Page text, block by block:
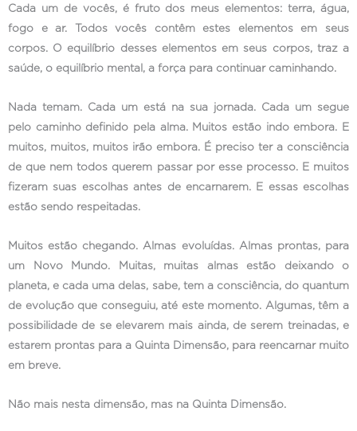
Cada um de vocês, é fruto dos meus elementos: terra, água,
fogo e ar. Todos vocês contêm estes elementos em seus
corpos. O equilíbrio desses elementos em seus corpos, traz a
saúde, o equilíbrio mental, a força para continuar caminhando.
Nada temam. Cada um está na sua jornada. Cada um segue
pelo caminho definido pela alma. Muitos estão indo embora. E
muitos, muitos, muitos irão embora. É preciso ter a consciência
de que nem todos querem passar por esse processo. E muitos
fizeram suas escolhas antes de encarnarem. E essas escolhas
estão sendo respeitadas.
Muitos estão chegando. Almas evoluídas. Almas prontas, para
um Novo Mundo. Muitas, muitas almas estão deixando o
planeta, e cada uma delas, sabe, tem a consciência, do quantum
de evolução que conseguiu, até este momento. Algumas, têm a
possibilidade de se elevarem mais ainda, de serem treinadas, e
estarem prontas para a Quinta Dimensão, para reencarnar muito
em breve.
Não mais nesta dimensão, mas na Quinta Dimensão.